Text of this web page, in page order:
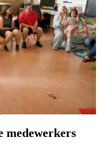
medewerkers